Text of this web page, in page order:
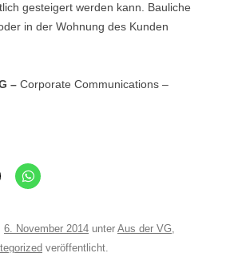
gesteigert werden kann. Bauliche
in der Wohnung des Kunden
– Corporate Communications –
6. November 2014 unter Aus der VG,
veröffentlicht.